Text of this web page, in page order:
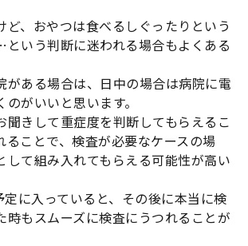
ど、おやつは食べるしぐったりという
いう判断に迷われる場合もよくある
がある場合は、日中の場合は病院に電
がいいと思います。
聞きして重症度を判断してもらえるこ
ることで、検査が必要なケースの場
して組み入れてもらえる可能性が高い
に入っていると、その後に本当に検
時もスムーズに検査にうつれることが